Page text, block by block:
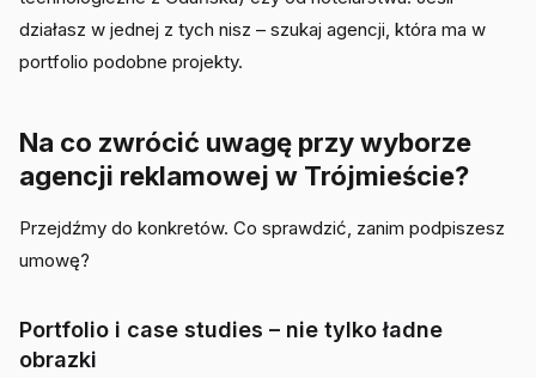
działasz w jednej z tych nisz – szukaj agencji, która ma w
portfolio podobne projekty.
Na co zwrócić uwagę przy wyborze
agencji reklamowej w Trójmieście?
Przejdźmy do konkretów. Co sprawdzić, zanim podpiszesz
umowę?
Portfolio i case studies – nie tylko ładne
obrazki